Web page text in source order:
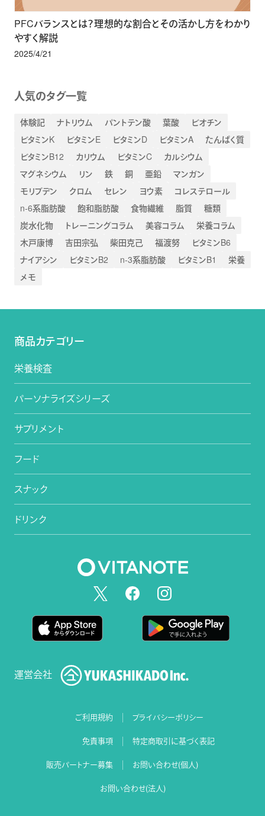
PFCバランスとは？理想的な割合とその活かし方をわかり
やすく解説
2025/4/21
人気のタグ一覧
体験記 ナトリウム パントテン酸 葉酸
ビオチン
ビタミンK
ビタミンE ビタミンD ビタミンA
たんぱく質
ビタミンB12
カリウム ビタミンC
カルシウム
マグネシウム
リン 鉄 銅 亜鉛
マンガン
モリブデン
クロム セレン ヨウ素
コレステロール
n-6系脂肪酸
飽和脂肪酸 食物繊維 脂質
糖類
炭水化物
トレーニングコラム 美容コラム
栄養コラム
木戸康博
吉田宗弘 柴田克己 福渡努
ビタミンB6
ナイアシン
ビタミンB2 n-3系脂肪酸 ビタミンB1
栄養
メモ
商品カテゴリー
栄養検査
パーソナライズシリーズ
サプリメント
フード
スナック
ドリンク
運営会社
ご利用規約 プライバシーポリシー
免責事項 特定商取引に基づく表記
販売パートナー募集 お問い合わせ(個人)
お問い合わせ(法人)